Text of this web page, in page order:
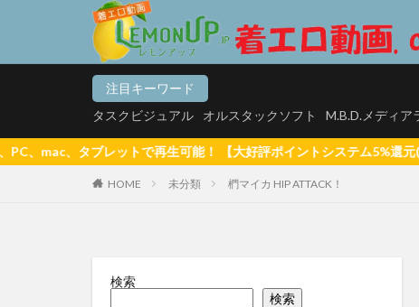
注目キーワード
タスクビジュアル
オルスタックソフト M.B.D.メディア
！ 【大好評ポイントシステム5%還元(1ポイント=1円換算)】 【初め
HOME 未分類 椚マイカ HIP ATTACK！
検索
検索
タスクビジュアル オル
カテゴリー